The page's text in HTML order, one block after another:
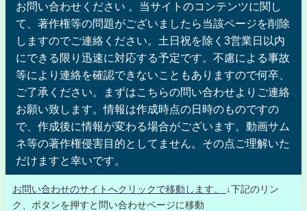
お問い合わせください 。当サイトのコンテンツに関し
て、著作権等の問題がございましたら当該ページを削除
しますのでご連絡ください。土日祝を除く3営業日以内
にできる限り迅速に対応する予定です。不慮による事故
等により連絡を確認できないこともありますので何卒、
ご了承ください。まずはこちらの問い合わせよりご連絡
お願い致します。情報は作成時点の日時のものですの
で、作成後に情報が変わる場合がございます。動画サム
ネ等の著作権侵害目的としてません。その点ご理解いた
だけますと幸いです。
お問い合わせのサイトへクリックで移動します。
↓下記のリン
ク、ボタンを押すと問い合わせページに移動